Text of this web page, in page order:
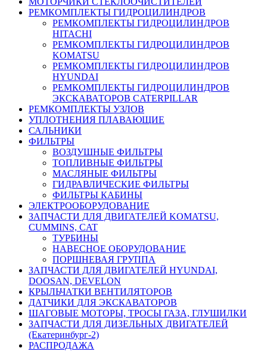
РЕМКОМПЛЕКТЫ ГИДРОЦИЛИНДРОВ
РЕМКОМПЛЕКТЫ ГИДРОЦИЛИНДРОВ
HITACHI
РЕМКОМПЛЕКТЫ ГИДРОЦИЛИНДРОВ
KOMATSU
РЕМКОМПЛЕКТЫ ГИДРОЦИЛИНДРОВ
HYUNDAI
РЕМКОМПЛЕКТЫ ГИДРОЦИЛИНДРОВ
ЭКСКАВАТОРОВ CATERPILLAR
РЕМКОМПЛЕКТЫ УЗЛОВ
УПЛОТНЕНИЯ ПЛАВАЮЩИЕ
САЛЬНИКИ
ФИЛЬТРЫ
ВОЗДУШНЫЕ ФИЛЬТРЫ
ТОПЛИВНЫЕ ФИЛЬТРЫ
МАСЛЯНЫЕ ФИЛЬТРЫ
ГИДРАВЛИЧЕСКИЕ ФИЛЬТРЫ
ФИЛЬТРЫ КАБИНЫ
ЭЛЕКТРООБОРУДОВАНИЕ
ЗАПЧАСТИ ДЛЯ ДВИГАТЕЛЕЙ KOMATSU,
CUMMINS, CAT
ТУРБИНЫ
НАВЕСНОЕ ОБОРУДОВАНИЕ
ПОРШНЕВАЯ ГРУППА
ЗАПЧАСТИ ДЛЯ ДВИГАТЕЛЕЙ HYUNDAI,
DOOSAN, DEVELON
КРЫЛЬЧАТКИ ВЕНТИЛЯТОРОВ
ДАТЧИКИ ДЛЯ ЭКСКАВАТОРОВ
ШАГОВЫЕ МОТОРЫ, ТРОСЫ ГАЗА, ГЛУШИЛКИ
ЗАПЧАСТИ ДЛЯ ДИЗЕЛЬНЫХ ДВИГАТЕЛЕЙ
(Екатеринбург-2)
РАСПРОДАЖА